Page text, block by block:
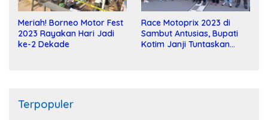
Meriah! Borneo Motor Fest
2023 Rayakan Hari Jadi
ke-2 Dekade
Race Motoprix 2023 di
Sambut Antusias, Bupati
Kotim Janji Tuntaskan
Terpopuler